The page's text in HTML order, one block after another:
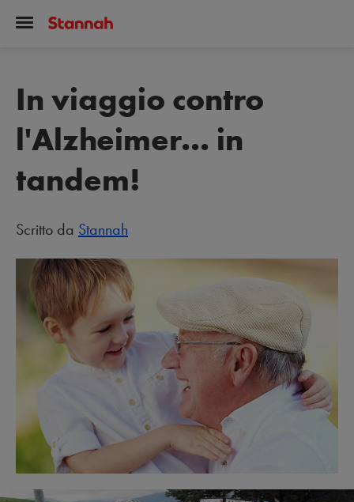
In viaggio contro
l'Alzheimer... in
tandem!
Scritto da Stannah